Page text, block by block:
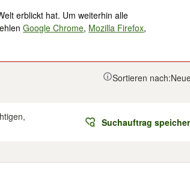
erblickt hat. Um weiterhin alle
Google Chrome, Mozilla Firefox,
Sortieren nach:
Suchauftrag